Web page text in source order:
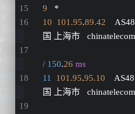
9
   *
10
101.95.89.42
国 上海市
/ 150.26 ms
11
101.95.95.10
国 上海市